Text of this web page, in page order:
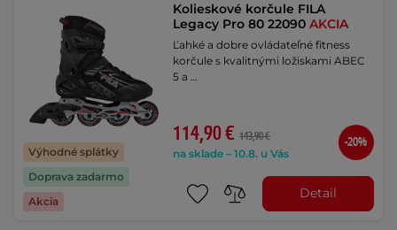
Výhodné splátky
Doprava zadarmo
Akcia
Kolieskové korčule FILA
Legacy Pro 80 22090AKCIA
Ľahké a dobre ovládateľné fitness
korčule s kvalitnými ložiskami ABEC
5 a …
114,90 € 143,90 €
na sklade – 10.8. u Vás
-20%
Detail